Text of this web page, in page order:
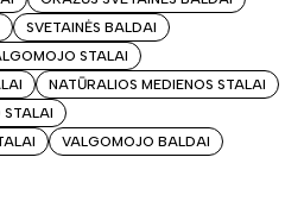
SVETAINĖS BALDAI
STALAI
NATŪRALIOS MEDIENOS STALAI
STALAI
VALGOMOJO BALDAI